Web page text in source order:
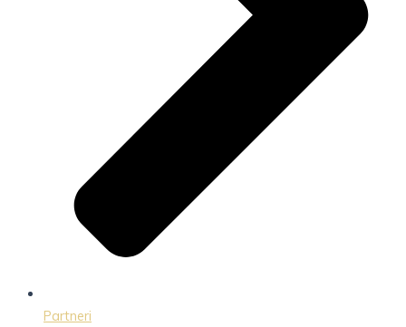
Partneri